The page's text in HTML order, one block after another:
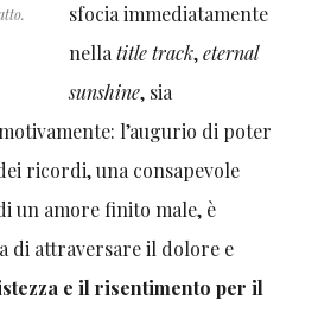
sfocia immediatamente
nellatitle track,eternal
sunshine, sia
l’augurio di poter
ricordi, una consapevole
un amore finito male, è
di attraversare il dolore e
e il risentimento per il